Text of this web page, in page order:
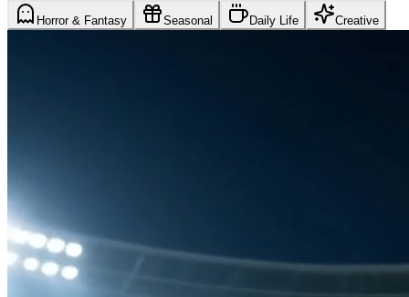
Horror & Fantasy Seasonal Daily Life Creative